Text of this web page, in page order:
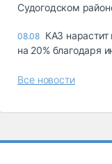
Судогодском
08.08 КАЗ
на 20% благодаря
Все новости